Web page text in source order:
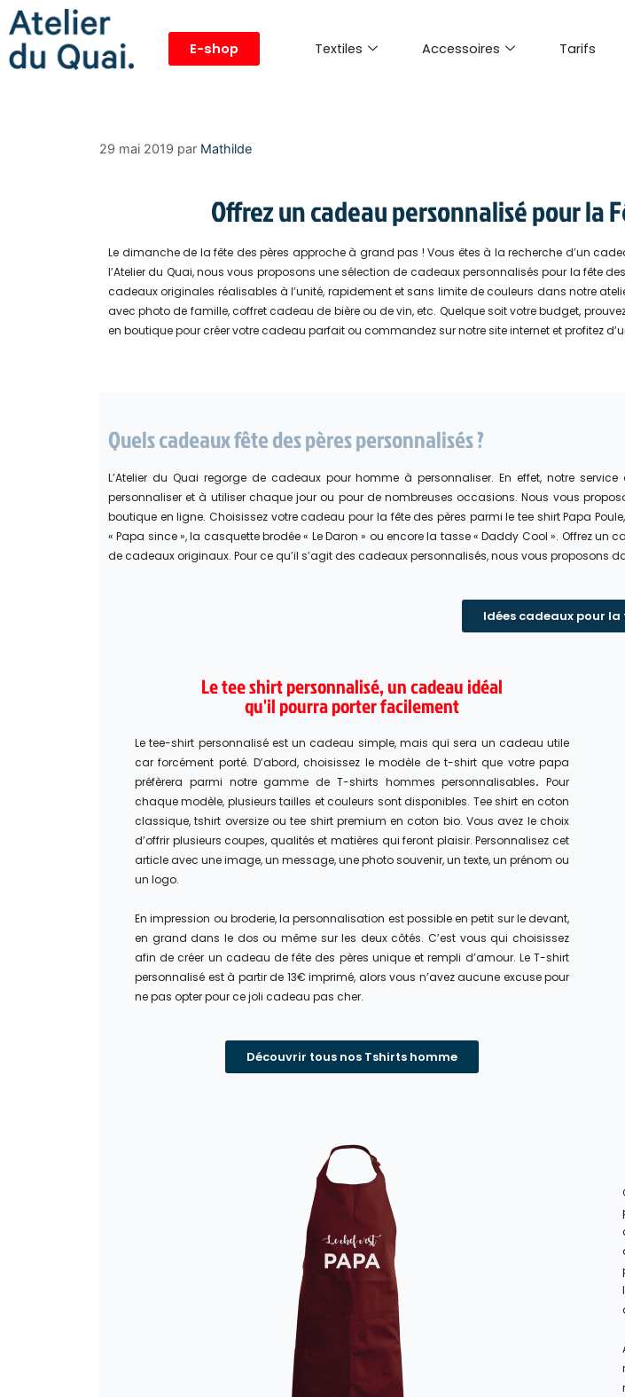
E-shop Textiles Accessoires Tarifs
29 mai 2019 par Mathilde
Offrez un cadeau personnalisé pour la
Le dimanche de la fête des pères approche à grand pas ! Vous êtes à la recherche d’un
l’Atelier du Quai, nous vous proposons une sélection de cadeaux personnalisés pour la fête
cadeaux originales réalisables à l’unité, rapidement et sans limite de couleurs dans notre
avec photo de famille, coffret cadeau de bière ou de vin, etc. Quelque soit votre budget,
en boutique pour créer votre cadeau parfait ou commandez sur notre site internet et profitez
Quels cadeaux fête des pères personnalisés ?
L’Atelier du Quai regorge de cadeaux pour homme à personnaliser. En effet, notre
personnaliser et à utiliser chaque jour ou pour de nombreuses occasions. Nous vous
boutique en ligne. Choisissez votre cadeau pour la fête des pères parmi le tee shirt Papa
« Papa since », la casquette brodée « Le Daron » ou encore la tasse « Daddy Cool ». Offrez
de cadeaux originaux. Pour ce qu’il s’agit des cadeaux personnalisés, nous vous proposons
Idées cadeaux pour la
Le tee shirt personnalisé, un cadeau idéal
qu'il pourra porter facilement
Le tee-shirt personnalisé est un cadeau simple, mais qui sera un cadeau utile
car forcément porté. D’abord, choisissez le modèle de t-shirt que votre papa
préfèrera parmi notre gamme de T-shirts hommes personnalisables. Pour
chaque modèle, plusieurs tailles et couleurs sont disponibles. Tee shirt en coton
classique, tshirt oversize ou tee shirt premium en coton bio. Vous avez le choix
d’offrir plusieurs coupes, qualités et matières qui feront plaisir. Personnalisez cet
article avec une image, un message, une photo souvenir, un texte, un prénom ou
un logo.
En impression ou broderie, la personnalisation est possible en petit sur le devant,
en grand dans le dos ou même sur les deux côtés. C’est vous qui choisissez
afin de créer un cadeau de fête des pères unique et rempli d’amour. Le T-shirt
personnalisé est à partir de 13€ imprimé, alors vous n’avez aucune excuse pour
ne pas opter pour ce joli cadeau pas cher.
Découvrir tous nos Tshirts homme